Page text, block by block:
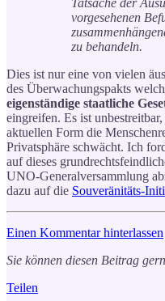
vorgesehenen
zu behandeln.
Dies ist nur eine von vielen
des Überwachungspakts
eigenständige staatliche
eingreifen. Es ist
aktuellen Form die
Privatsphäre schwächt. Ich
auf dieses
UNO-Generalversammlung
dazu auf die Souveränitäts-
Einen Kommentar hinterlassen
Sie können diesen Beitrag
Teilen